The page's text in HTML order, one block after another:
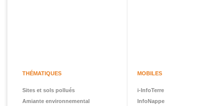
THÉMATIQUES
Sites et sols pollués
Amiante environnemental
MOBILES
i-InfoTerre
InfoNappe